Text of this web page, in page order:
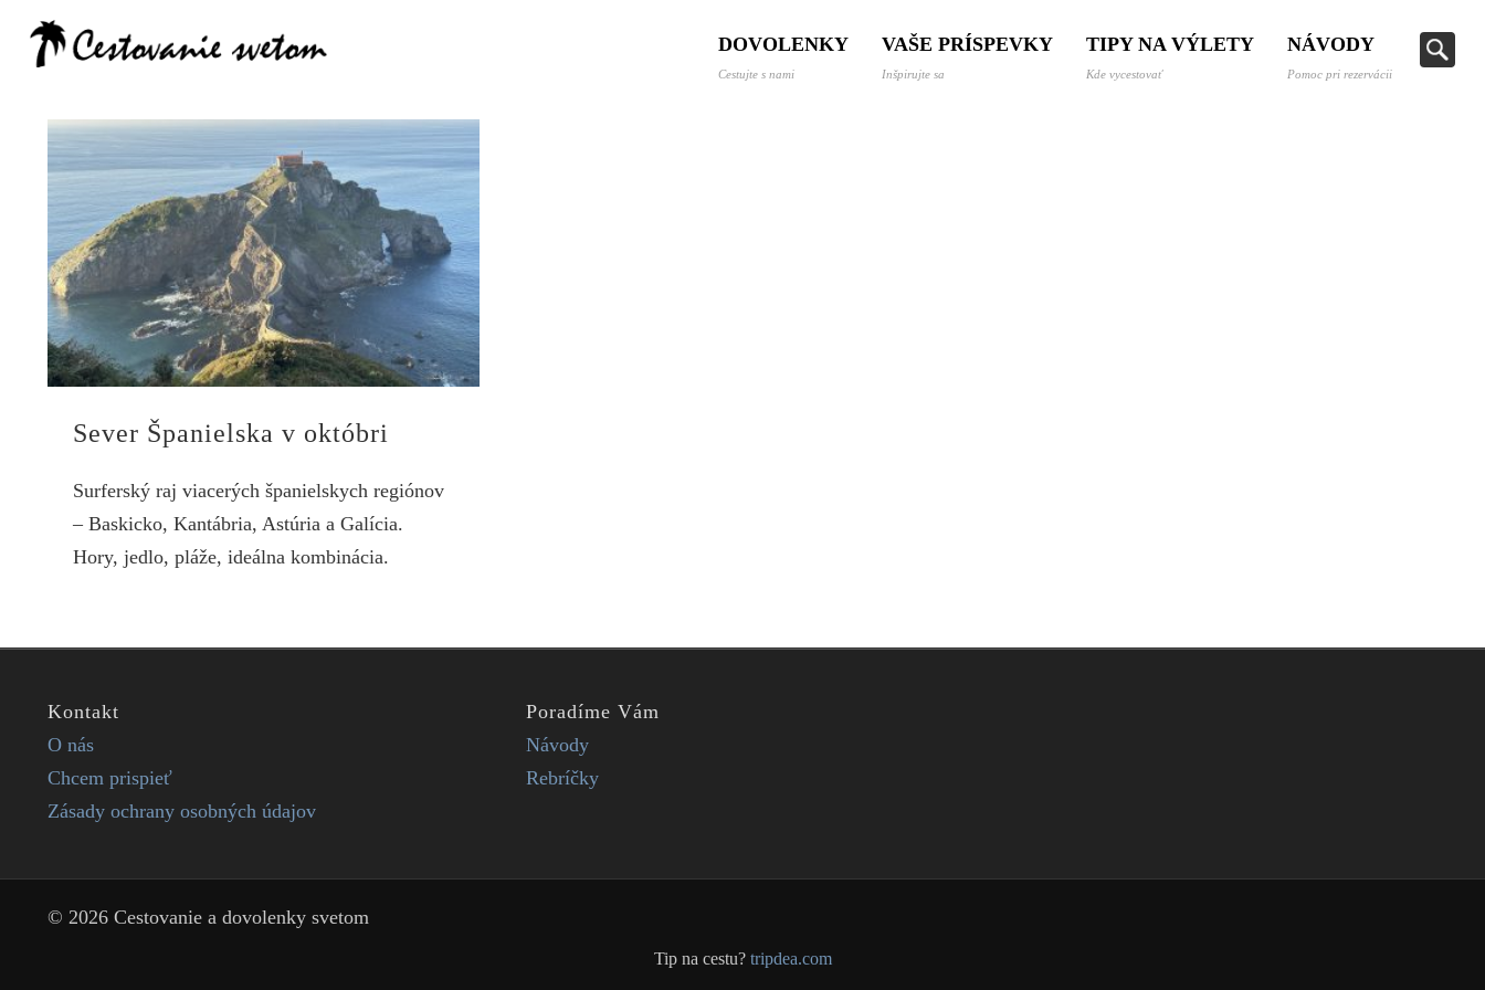
DOVOLENKY
Cestujte s nami
VAŠE PRÍSPEVKY
Inšpirujte sa
TIPY NA VÝLETY
Kde vycestovať
NÁVODY
Pomoc pri rezervácii
Sever Španielska v októbri
Surferský raj viacerých španielskych regiónov
– Baskicko, Kantábria, Astúria a Galícia.
Hory, jedlo, pláže, ideálna kombinácia.
Kontakt
O nás
Chcem prispieť
Zásady ochrany osobných údajov
Poradíme Vám
Návody
Rebríčky
© 2026 Cestovanie a dovolenky svetom
Tip na cestu? tripdea.com